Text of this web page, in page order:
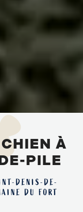
À
PILE
DENIS-DE-
DU FORT